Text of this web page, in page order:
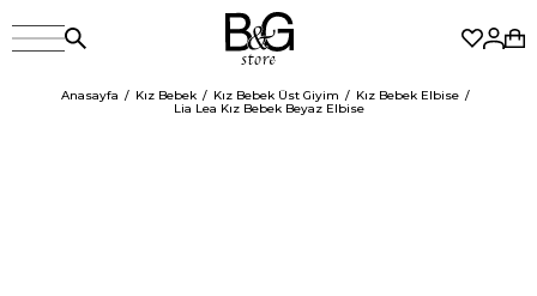
Anasayfa Kız Bebek Kız Bebek Üst Giyim
Kız Bebek Elbise
Lia Lea Kız Bebek Beyaz Elbise